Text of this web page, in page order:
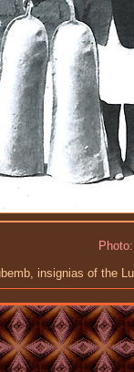
insignias of the